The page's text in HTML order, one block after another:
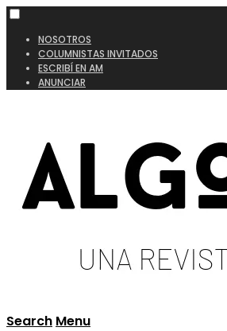
NOSOTROS
COLUMNISTAS INVITADOS
ESCRIBÍ EN AM
ANUNCIAR
Search Menu